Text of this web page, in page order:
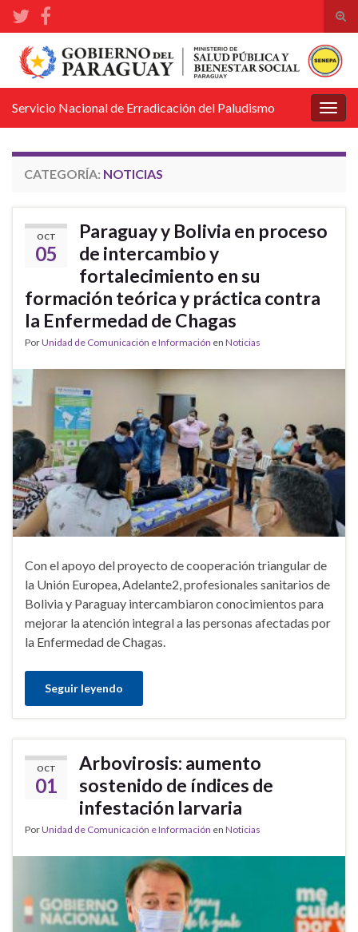
el
de
Search for:
la
Servicio Nacional de Erradicación del Paludismo
CATEGORÍA: NOTICIAS
OCT
05
Paraguay y Bolivia en proceso
de intercambio y
fortalecimiento en su
formación teórica y práctica contra
la Enfermedad de Chagas
PorUnidad de Comunicación e Información en Noticias
Con el apoyo del proyecto de cooperación triangular de
la Unión Europea, Adelante2, profesionales sanitarios de
Bolivia y Paraguay intercambiaron conocimientos para
mejorar la atención integral a las personas afectadas por
la Enfermedad de Chagas.
Seguir leyendo
OCT
01
Arbovirosis: aumento
sostenido de índices de
infestación larvaria
PorUnidad de Comunicación e Información en Noticias